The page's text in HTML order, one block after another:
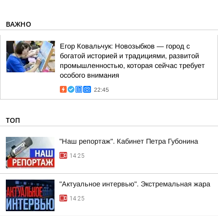
ВАЖНО
Егор Ковальчук: Новозыбков — город с
богатой историей и традициями, развитой
промышленностью, которая сейчас требует
особого внимания
22:45
ТОП
"Наш репортаж". Кабинет Петра Губонина
14:25
"Актуальное интервью". Экстремальная жара
14:25